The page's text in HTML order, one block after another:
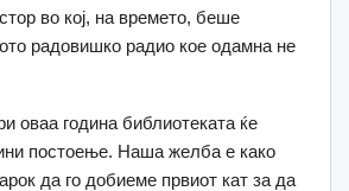
во кој, на времето, беше
радовишко радио кое одамна не
оваа година библиотеката ќе
постоење. Наша желба е како
да го добиеме првиот кат за да